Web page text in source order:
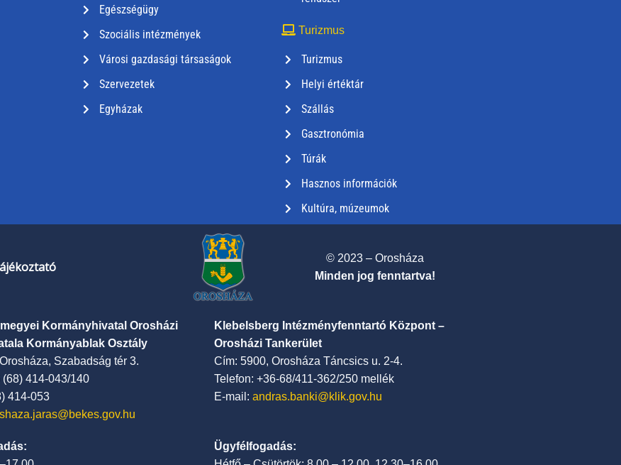
Egészségügy
Szociális intézmények
Városi gazdasági társaságok
Szervezetek
Egyházak
Turizmus
Turizmus
Helyi értéktár
Szállás
Gasztronómia
Túrák
Hasznos információk
Kultúra, múzeumok
© 2023 – Orosháza
Minden jog fenntartva!
Kormányhivatal Orosházi
Kormányablak Osztály
Szabadság tér 3.
(68) 414-043/140
414-053
Klebelsberg Intézményfenntartó Központ –
Orosházi Tankerület
Cím: 5900, Orosháza Táncsics u. 2-4.
Telefon: +36-68/411-362/250 mellék
E-mail: andras.banki@klik.gov.hu
Ügyfélfogadás: